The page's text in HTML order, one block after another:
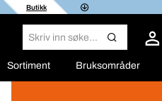
Butikk
Sortiment Bruksområder